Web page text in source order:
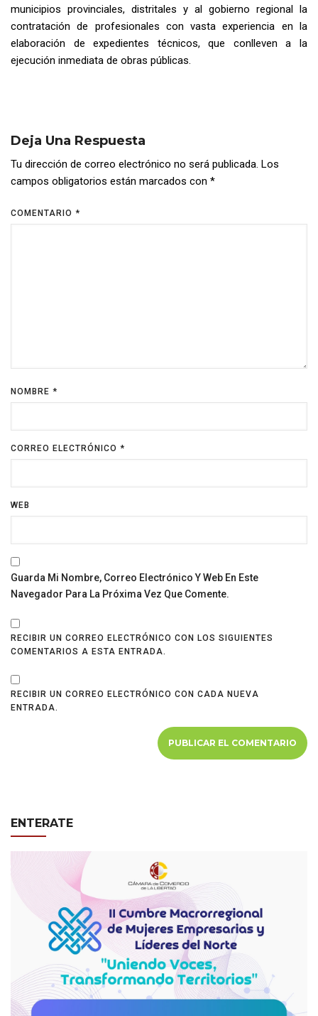
municipios provinciales, distritales y al gobierno regional la
contratación de profesionales con vasta experiencia en la
elaboración de expedientes técnicos, que conlleven a la
ejecución inmediata de obras públicas.
Deja Una Respuesta
Tu dirección de correo electrónico no será publicada. Los
campos obligatorios están marcados con *
COMENTARIO *
NOMBRE *
CORREO ELECTRÓNICO *
WEB
Guarda Mi Nombre, Correo Electrónico Y Web En Este
Navegador Para La Próxima Vez Que Comente.
RECIBIR UN CORREO ELECTRÓNICO CON LOS SIGUIENTES
COMENTARIOS A ESTA ENTRADA.
RECIBIR UN CORREO ELECTRÓNICO CON CADA NUEVA
ENTRADA.
ENTERATE